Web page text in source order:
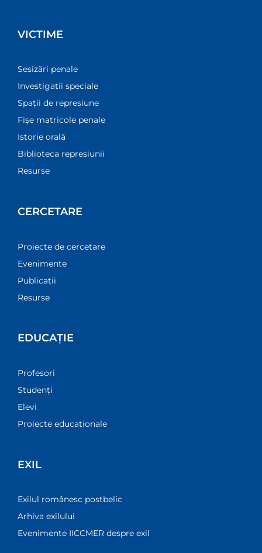
VICTIME
Sesizări penale
Investigații speciale
Spații de represiune
Fișe matricole penale
Istorie orală
Biblioteca represiunii
Resurse
CERCETARE
Proiecte de cercetare
Evenimente
Publicații
Resurse
EDUCAȚIE
Profesori
Studenți
Elevi
Proiecte educaționale
EXIL
Exilul românesc postbelic
Arhiva exilului
Evenimente IICCMER despre exil